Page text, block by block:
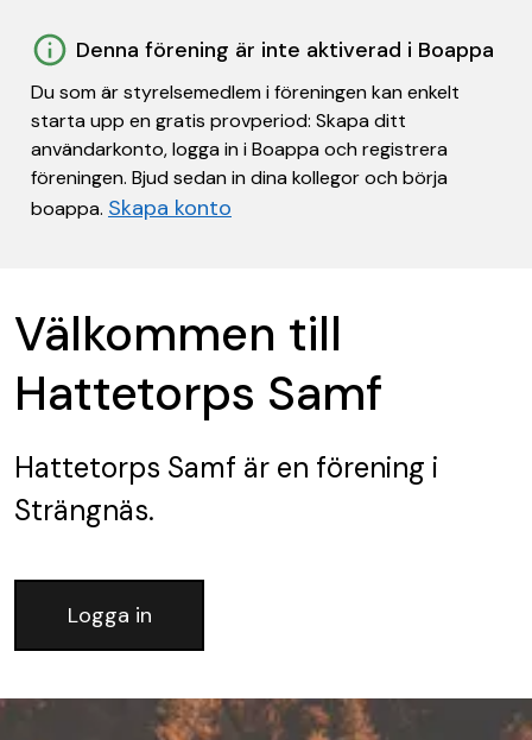
Denna förening är inte aktiverad i Boappa
Du som är styrelsemedlem i föreningen kan enkelt
starta upp en gratis provperiod: Skapa ditt
användarkonto, logga in i Boappa och registrera
föreningen. Bjud sedan in dina kollegor och börja
boappa. Skapa konto
Välkommen till
Hattetorps Samf
Hattetorps Samf är en förening i
Strängnäs.
Logga in